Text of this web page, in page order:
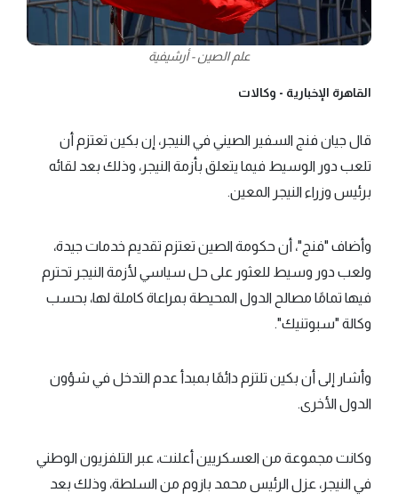
علم الصين - أرشيفية
القاهرة الإخبارية - وكالات
قال جيان فنج السفير الصيني في النيجر، إن بكين تعتزم أن
تلعب دور الوسيط فيما يتعلق بأزمة النيجر، وذلك بعد لقائه
برئيس وزراء النيجر المعين.
وأضاف "فنج"، أن حكومة الصين تعتزم تقديم خدمات جيدة،
ولعب دور وسيط للعثور على حل سياسي لأزمة النيجر تحترم
فيها تمامًا مصالح الدول المحيطة بمراعاة كاملة لها، بحسب
وكالة "سبوتنيك".
وأشار إلى أن بكين تلتزم دائمًا بمبدأ عدم التدخل في شؤون
الدول الأخرى.
وكانت مجموعة من العسكريين أعلنت، عبر التلفزيون الوطني
في النيجر، عزل الرئيس محمد بازوم من السلطة، وذلك بعد